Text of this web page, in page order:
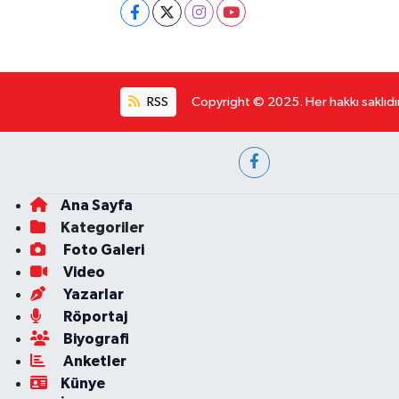
RSS Copyright © 2025. Her hakkı
Ana Sayfa
Kategoriler
Foto Galeri
Video
Yazarlar
Röportaj
Biyografi
Anketler
Künye